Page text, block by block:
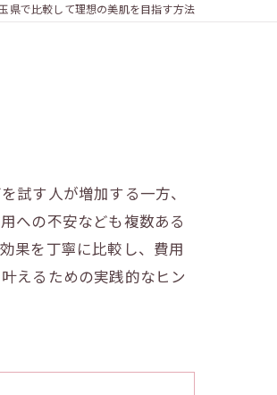
県で比較して理想の美肌を目指す方法
試す人が増加する一方、
への不安なども複数ある
果を丁寧に比較し、費用
えるための実践的なヒン